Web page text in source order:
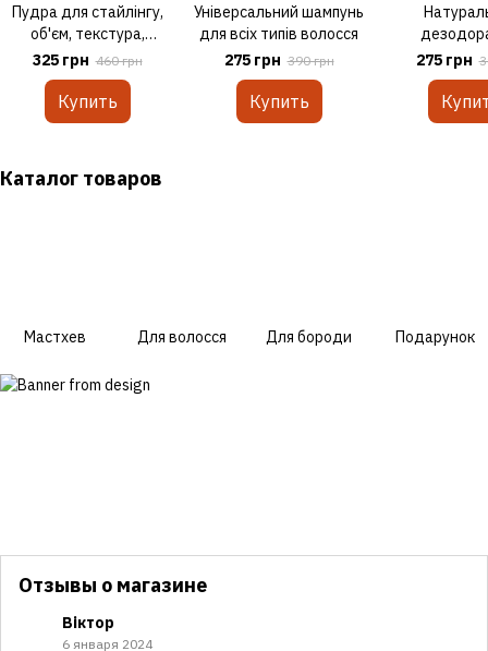
Пудра для стайлінгу,
об'єм, текстура,
матовий фініш
325 грн 460 грн
Купить
Універсальний шампунь
для всіх типів волосся
275 грн 390 грн
Купить
ароматом
275 грн
Каталог товаров
Мастхев Для волосся Для бороди Подарунок
Отзывы о магазине
Віктор
6 января 2024